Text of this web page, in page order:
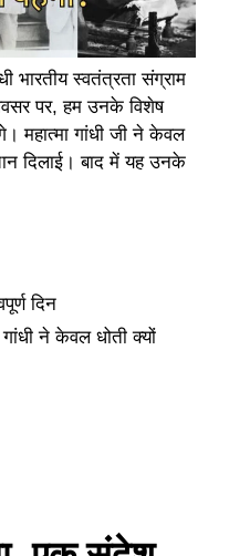
भारतीय स्वतंत्रता संग्राम
पर, हम उनके विशेष
महात्मा गांधी जी ने केवल
दिलाई। बाद में यह उनके
दिन
गांधी ने केवल धोती क्यों